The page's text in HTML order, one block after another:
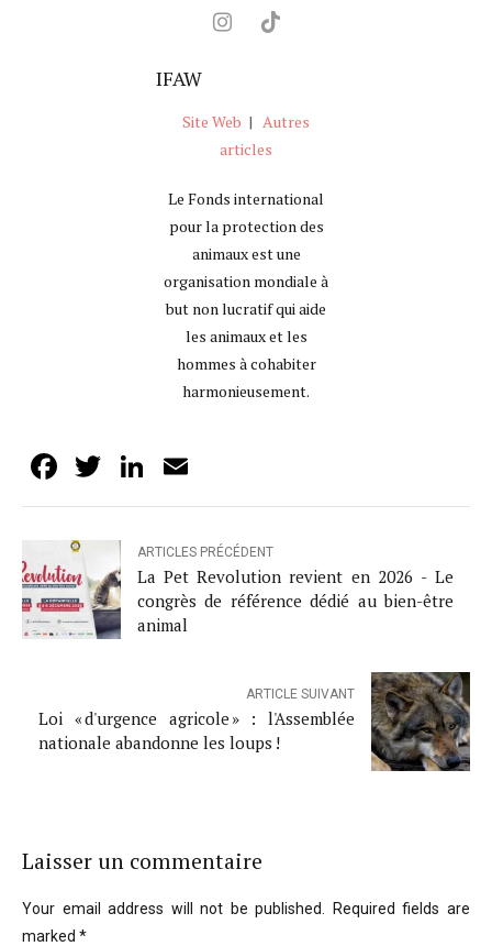
IFAW
Site Web | Autres
articles
Le Fonds international
pour la protection des
animaux est une
organisation mondiale à
but non lucratif qui aide
les animaux et les
hommes à cohabiter
harmonieusement.
Facebook
TwitterLinkedIn
ARTICLES PRÉCÉDENT
La Pet Revolution revient en 2026 - Le
congrès de référence dédié au bien-être
animal
ARTICLE SUIVANT
Loi « d'urgence agricole » : l'Assemblée
nationale abandonne les loups !
Laisser un commentaire
Your email address will not be published. Required fields are
marked *